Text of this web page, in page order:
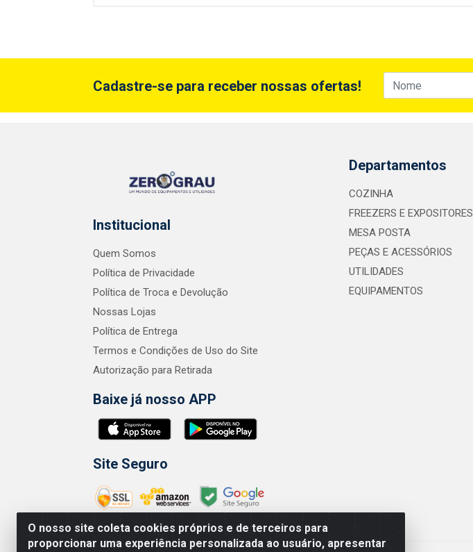
O nosso site coleta cookies próprios e de terceiros para
proporcionar uma experiência personalizada ao usuário, apresentar
Cadastre-se para receber nossas ofertas!
Institucional
Quem Somos
Política de Privacidade
Política de Troca e Devolução
Nossas Lojas
Política de Entrega
Termos e Condições de Uso do Site
Autorização para Retirada
Baixe já nosso APP
Site Seguro
Departamentos
COZINHA
FREEZERS E EXPOSITORES
MESA POSTA
PEÇAS E ACESSÓRIOS
UTILIDADES
EQUIPAMENTOS